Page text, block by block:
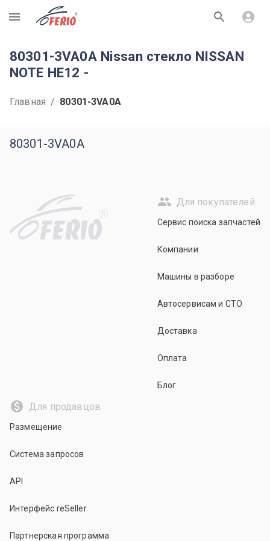
R
80301-3VA0A Nissan стекло NISSAN
NOTE HE12 -
Главная / 80301-3VA0A
80301-3VA0A
R
Для покупателей
Сервис поиска запчастей
Компании
Машины в разборе
Автосервисам и СТО
Доставка
Оплата
Блог
Для продавцов
Размещение
Система запросов
API
Интерфейс reSeller
Партнерская программа